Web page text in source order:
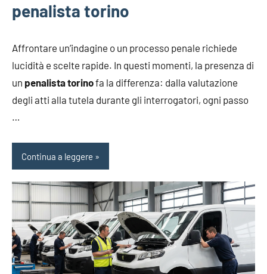
penalista torino
Affrontare un’indagine o un processo penale richiede
lucidità e scelte rapide. In questi momenti, la presenza di
un penalista torinofa la differenza: dalla valutazione
degli atti alla tutela durante gli interrogatori, ogni passo
…
Continua a leggere